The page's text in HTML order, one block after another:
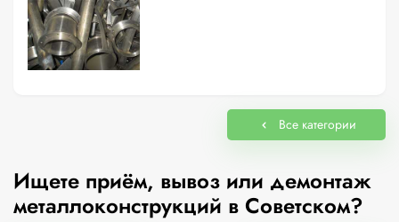
Все категории
Ищете приём, вывоз или демонтаж
металлоконструкций в Советском?